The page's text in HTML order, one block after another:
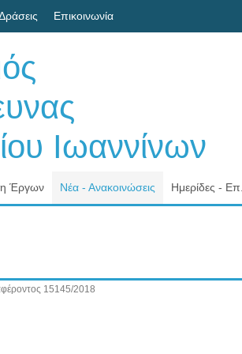
Επικοινωνία
Ιωαννίνων
Έργων Νέα - Ανακοινώσεις Ημερίδες -
15145/2018